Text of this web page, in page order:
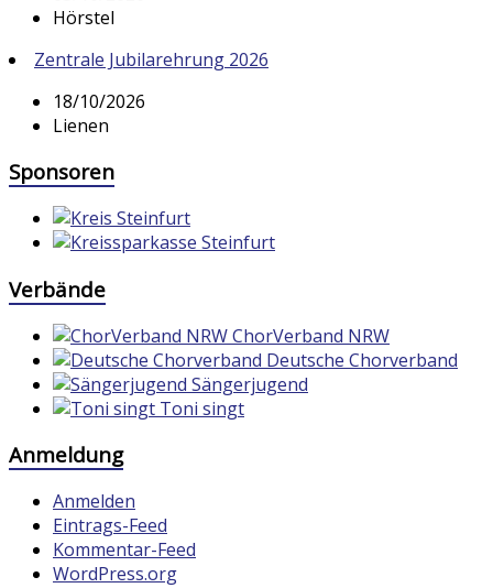
Hörstel
Zentrale Jubilarehrung 2026
18/10/2026
Lienen
Sponsoren
Verbände
ChorVerband NRW
Deutsche Chorverband
Sängerjugend
Toni singt
Anmeldung
Anmelden
Eintrags-Feed
Kommentar-Feed
WordPress.org